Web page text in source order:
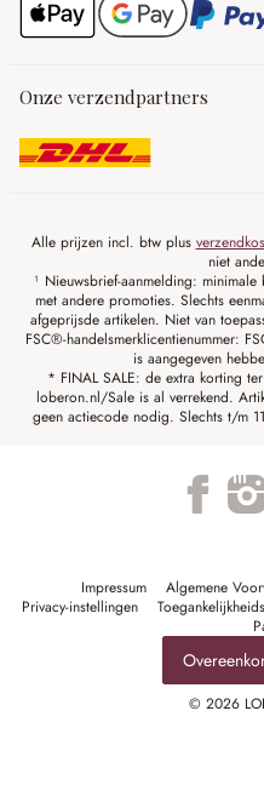
Onze verzendpartners
Alle prijzen incl. btw plus
niet
¹ Nieuwsbrief-aanmelding:
met andere promoties. Slechts
afgeprijsde artikelen. Niet van
FSC®-handelsmerklicentienummer:
is aangegeven
* FINAL SALE: de extra korting
loberon.nl/Sale is al verrekend.
geen actiecode nodig. Slechts t/m
Impressum Algemene
Privacy-instellingen
© 2026